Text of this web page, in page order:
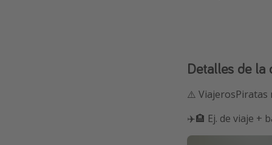
Detalles de la
⚠️ ViajerosPiratas
✈️🏨 Ej. de viaje +